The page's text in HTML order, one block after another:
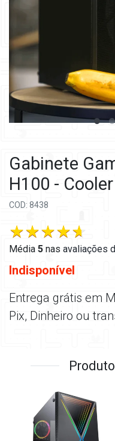
Gabinete
H100 -
COD: 8438
Média 5 nas avaliações
Indisponível
Entrega grátis em
Pix, Dinheiro ou